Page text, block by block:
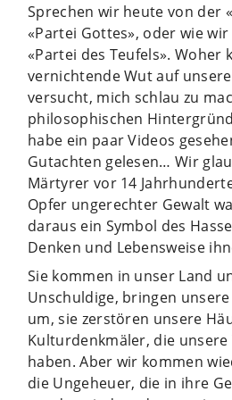
Sprechen wir heute von der
«Partei Gottes», oder wie
«Partei des Teufels». Woher
vernichtende Wut auf
versucht, mich schlau zu
philosophischen
habe ein paar Videos
Gutachten gelesen… Wir
Märtyrer vor 14
Opfer ungerechter Gewalt
daraus ein Symbol des
Denken und Lebensweise
Sie kommen in unser Land
Unschuldige, bringen
um, sie zerstören unsere
Kulturdenkmäler, die
haben. Aber wir kommen
die Ungeheuer, die in ihre